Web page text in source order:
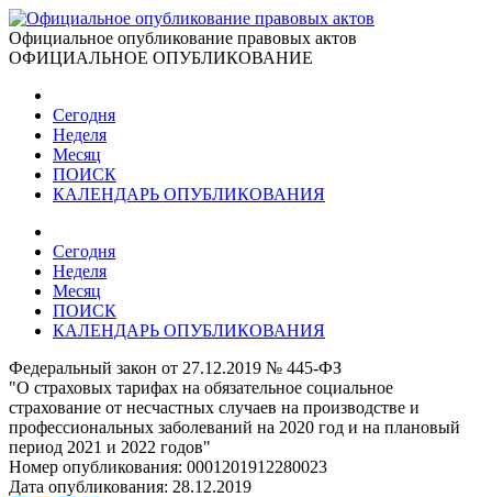
Официальное опубликование правовых актов
ОФИЦИАЛЬНОЕ ОПУБЛИКОВАНИЕ
Сегодня
Неделя
Месяц
ПОИСК
КАЛЕНДАРЬ ОПУБЛИКОВАНИЯ
Сегодня
Неделя
Месяц
ПОИСК
КАЛЕНДАРЬ ОПУБЛИКОВАНИЯ
Федеральный закон от 27.12.2019 № 445-ФЗ
"О страховых тарифах на обязательное социальное
страхование от несчастных случаев на производстве и
профессиональных заболеваний на 2020 год и на плановый
период 2021 и 2022 годов"
Номер опубликования: 0001201912280023
Дата опубликования: 28.12.2019